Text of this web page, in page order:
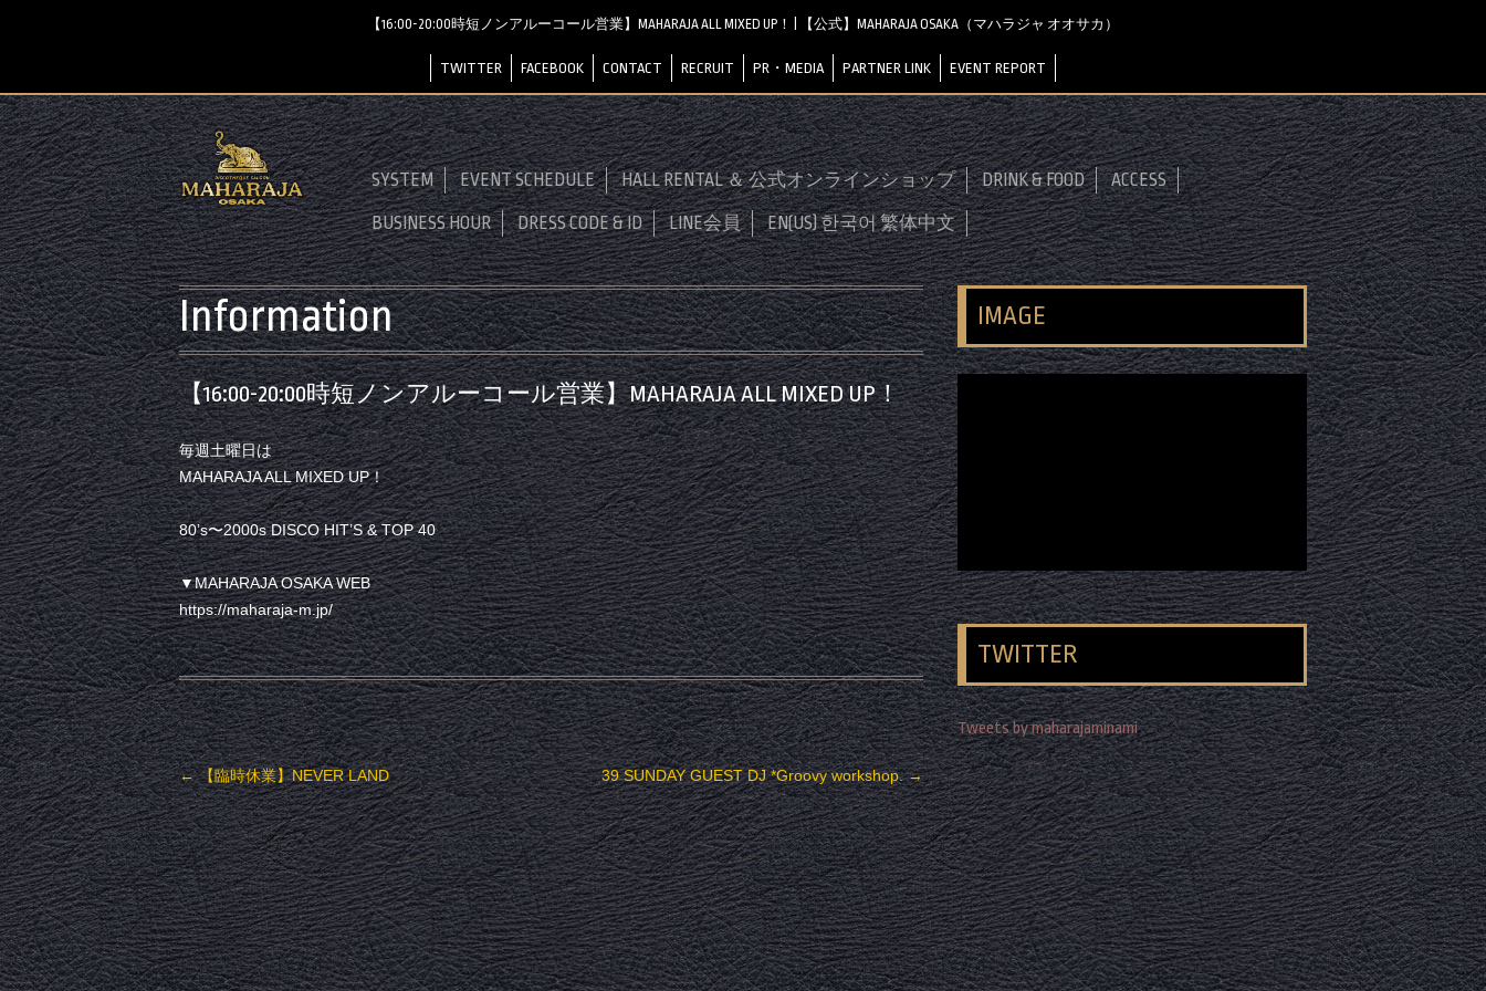
【16:00-20:00時短ノンアルーコール営業】MAHARAJA ALL MIXED UP！ | 【公式】MAHARAJA OSAKA（マハラジャ オオサカ）
TWITTER FACEBOOK CONTACT RECRUIT PR・MEDIA PARTNER LINK EVENT REPORT
SYSTEM EVENT SCHEDULE HALL RENTAL ＆ 公式オンラインショップ DRINK & FOOD ACCESS
BUSINESS HOUR DRESS CODE & ID LINE会員 EN(US) 한국어 繁体中文
Information
【16:00-20:00時短ノンアルーコール営業】MAHARAJA ALL MIXED UP！
毎週土曜日は
MAHARAJA ALL MIXED UP！
80’s〜2000s DISCO HIT’S & TOP 40
▼MAHARAJA OSAKA WEB
https://maharaja-m.jp/
投稿ナビゲーション
←【臨時休業】NEVER LAND 39 SUNDAY GUEST DJ *Groovy workshop.→
IMAGE
TWITTER
Tweets by maharajaminami